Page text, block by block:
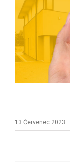
13.Červenec 2023